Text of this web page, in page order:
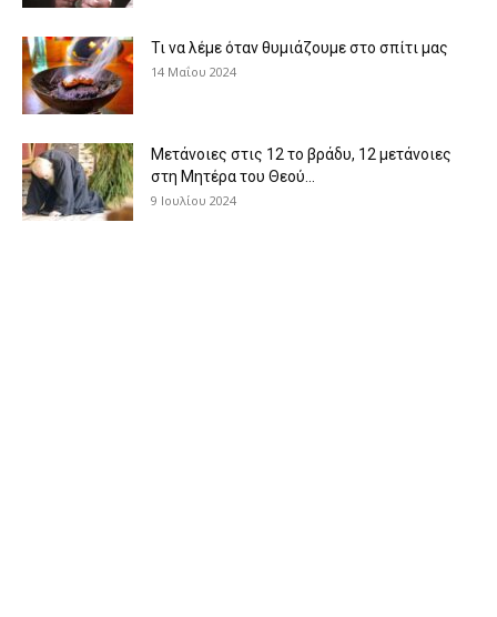
Τι να λέμε όταν θυμιάζουμε στο σπίτι μας
14 Μαΐου 2024
Μετάνοιες στις 12 το βράδυ, 12 μετάνοιες
στη Μητέρα του Θεού...
9 Ιουλίου 2024